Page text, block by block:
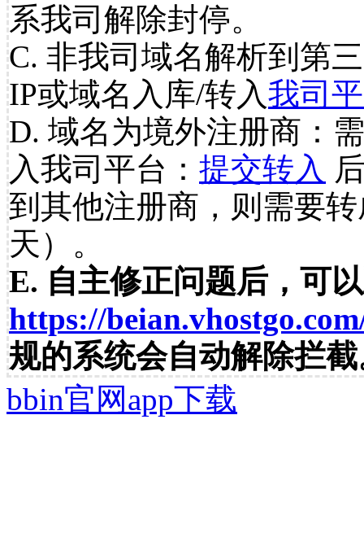
系我司解除封停。
C. 非我司域名解析到第
IP或域名入库/转入我司
D. 域名为境外注册商：
入我司平台： 提交转入
到其他注册商，则需要
天）。
E. 自主修正问题后，可
https://
规的系统会自动解除拦
bbin官网app下载